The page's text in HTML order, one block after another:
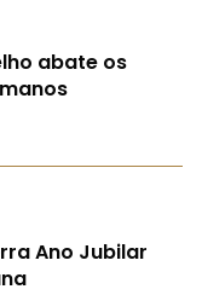
abate os
Ano Jubilar